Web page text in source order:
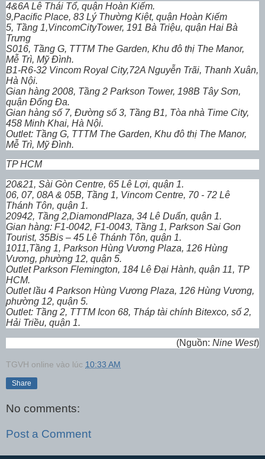
4&6A Lê Thái Tổ, quận Hoàn Kiếm.
9,Pacific Place, 83 Lý Thường Kiệt, quận Hoàn Kiếm
5, Tầng 1,VincomCityTower, 191 Bà Triệu, quận Hai Bà
Trưng
S016, Tầng G, TTTM The Garden, Khu đô thị The Manor,
Mễ Trì, Mỹ Đình.
B1-R6-32 Vincom Royal City,72A Nguyễn Trãi, Thanh Xuân,
Hà Nội.
Gian hàng 2008, Tầng 2 Parkson Tower, 198B Tây Sơn,
quận Đống Đa.
Gian hàng số 7, Đường số 3, Tầng B1, Tòa nhà Time City,
458 Minh Khai, Hà Nội.
Outlet: Tầng G, TTTM The Garden, Khu đô thị The Manor,
Mễ Trì, Mỹ Đình.
TP HCM
20&21, Sài Gòn Centre, 65 Lê Lợi, quận 1.
06, 07, 08A & 05B, Tầng 1, Vincom Centre, 70 - 72 Lê
Thánh Tôn, quận 1.
20942, Tầng 2,DiamondPlaza, 34 Lê Duẩn, quận 1.
Gian hàng: F1-0042, F1-0043, Tầng 1, Parkson Sai Gon
Tourist, 35Bis – 45 Lê Thánh Tôn, quận 1.
1011,Tầng 1, Parkson Hùng Vương Plaza, 126 Hùng
Vương, phường 12, quận 5.
Outlet Parkson Flemington, 184 Lê Đại Hành, quận 11, TP
HCM.
Outlet lầu 4 Parkson Hùng Vương Plaza, 126 Hùng Vương,
phường 12, quận 5.
Outlet: Tầng 2, TTTM Icon 68, Tháp tài chính Bitexco, số 2,
Hải Triều, quận 1.
(Nguồn: Nine West)
TGVH online vào lúc 10:33 AM
Share
No comments:
Post a Comment